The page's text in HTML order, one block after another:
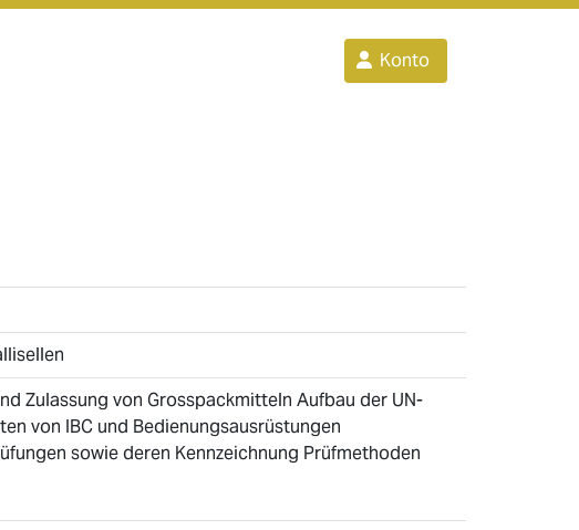
Konto
Zulassung von Grosspackmitteln Aufbau der UN-
von IBC und Bedienungsausrüstungen
sowie deren Kennzeichnung Prüfmethoden